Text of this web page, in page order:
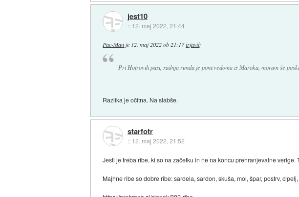
jest10
:: 12. maj 2022, 21:44
Pac-Man je 12. maj 2022 ob 21:17izjavil:
Pri Hofrovih pazi, zadnja runda je ponevedoma iz Maroka, moram še
Razlika je očitna. Na slabše.
starfotr
:: 12. maj 2022, 21:52
Jesti je treba ribe, ki so na začetku in ne na koncu prehranjevalne
Majhne ribe so dobre ribe: sardela, sardon, skuša, mol, špar, postrv,